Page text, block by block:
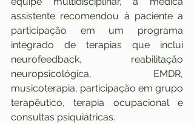
assistente recomendou à paciente a
participação em um programa
integrado de terapias que inclui
neurofeedback, reabilitação
neuropsicológica, EMDR,
musicoterapia, participação em grupo
terapêutico, terapia ocupacional e
consultas psiquiátricas.